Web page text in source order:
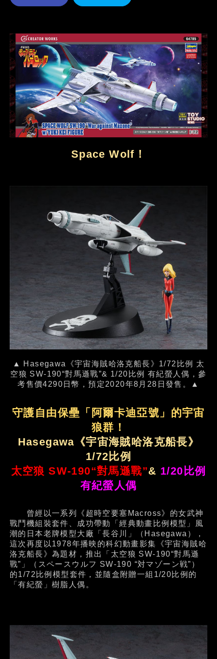
Space Wolf！
▲ Hasegawa《宇宙海賊哈洛克船長》1/72比例 太
空狼 SW-190“對馬遜戰”& 1/20比例 有紀螢人偶，參
考售價4290日幣，預定2020年8月28日發售。▲
守護自由保壘「阿爾卡迪亞號」的宇宙
狼群！
Hasegawa《宇宙海賊哈洛克船長》
1/72比例
太空狼 SW-190“對馬遜戰”& 1/20比例
有紀螢人偶
曾經以一系列《超時空要塞Macross》的女武神
戰鬥機組裝套件、成功帶動「經典動畫比例模型」風
潮的日本老牌模型大廠「長谷川」（Hasegawa），
這次再度以1978年播映的科幻動畫影集《宇宙海賊哈
洛克船長》為題材，推出「太空狼 SW-190“對馬遜
戰”」（スペースウルフ SW-190 “対マゾーン戦”）
的1/72比例模型套件，並隨盒附贈一組1/20比例的
「有紀螢」樹脂人偶。